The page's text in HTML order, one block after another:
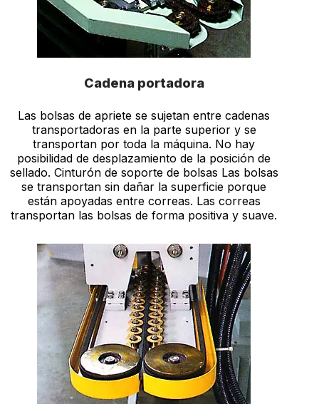
Cadena portadora
Las bolsas de apriete se sujetan entre cadenas
transportadoras en la parte superior y se
transportan por toda la máquina. No hay
posibilidad de desplazamiento de la posición de
sellado. Cinturón de soporte de bolsas Las bolsas
se transportan sin dañar la superficie porque
están apoyadas entre correas. Las correas
transportan las bolsas de forma positiva y suave.